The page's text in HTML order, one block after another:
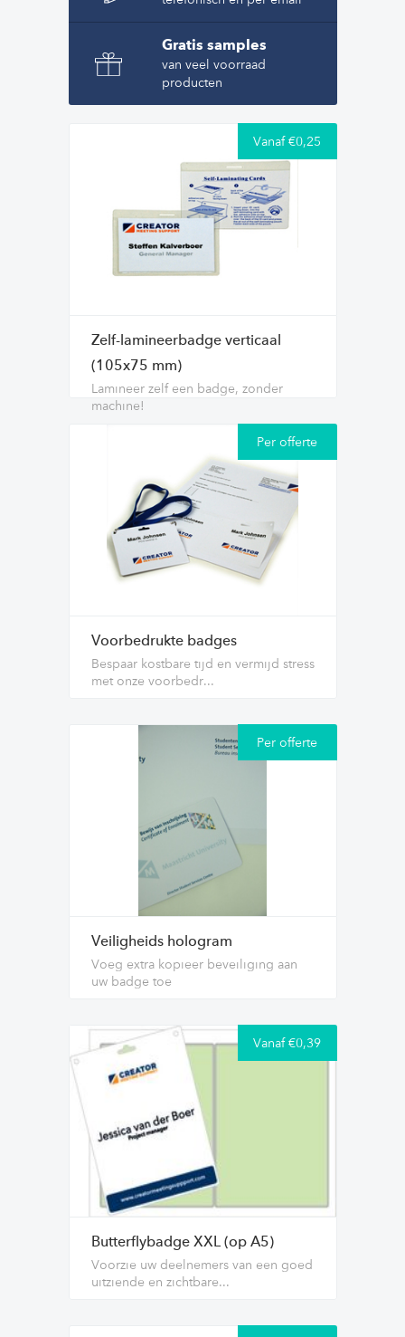
Gratis samples
van veel voorraad
producten
Vanaf €0,25
Zelf-lamineerbadge verticaal
(105x75 mm)
Lamineer zelf een badge, zonder
machine!
Per offerte
Voorbedrukte badges
Bespaar kostbare tijd en vermijd stress
met onze voorbedr...
Per offerte
Veiligheids hologram
Voeg extra kopieer beveiliging aan
uw badge toe
Vanaf €0,39
Butterflybadge XXL (op A5)
Voorzie uw deelnemers van een goed
uitziende en zichtbare...